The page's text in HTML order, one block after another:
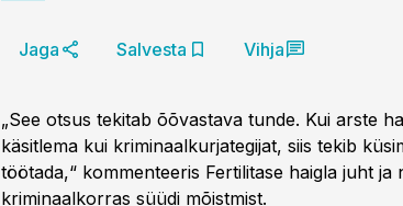
Jaga Salvesta Vihja
„See otsus tekitab õõvastava tunde. Kui arste
käsitlema kui kriminaalkurjategijat, siis tekib
töötada,“ kommenteeris Fertilitase haigla juht
kriminaalkorras süüdi mõistmist.